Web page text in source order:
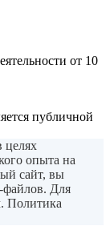
от 10
публичной
целях
опыта на
сайт, вы
файлов. Для
Политика